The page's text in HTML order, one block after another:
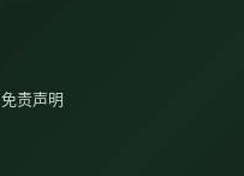
免责声明